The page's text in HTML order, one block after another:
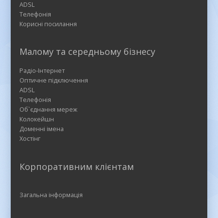
ADSL
Телефонія
Корисні посилання
Малому та середньому бізнесу
Радіо-Інтернет
Оптичне підключення
ADSL
Телефонія
Об`єднання мереж
Колокейшн
Доменні імена
Хостінг
Корпоративним клієнтам
Загальна інформація